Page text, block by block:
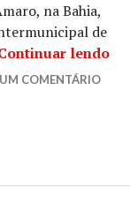
na Bahia,
de
lendoO
COMENTÁRIO